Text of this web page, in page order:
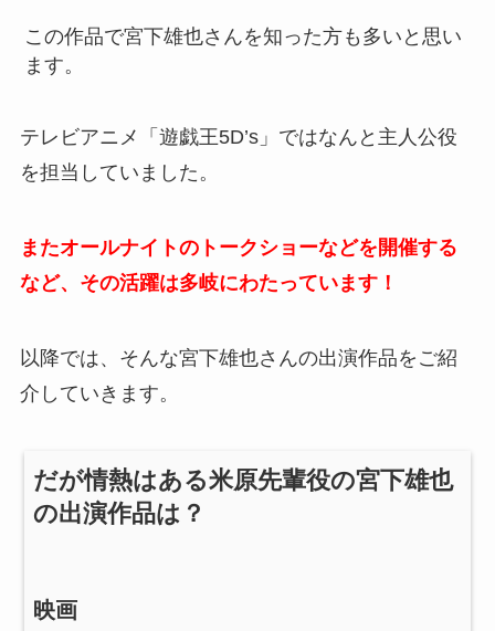
この作品で宮下雄也さんを知った方も多いと思い
ます。
テレビアニメ「遊戯王5D’s」ではなんと主人公役
を担当していました。
またオールナイトのトークショーなどを開催する
など、その活躍は多岐にわたっています！
以降では、そんな宮下雄也さんの出演作品をご紹
介していきます。
だが情熱はある米原先輩役の宮下雄也
の出演作品は？
映画